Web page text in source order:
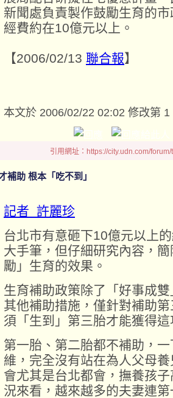
新聞處負責製作鼓勵生育的
經費約在10億元以上。
【2006/02/13 聯合報】
本文於 2006/02/22 02:02 修改第 1
引用網址：https://city.udn.com/
補助 根本「吃不到」
記者 許麗珍
台北市有意砸下10億元以上
大手筆，但仔細研究內容，
勵」生育的效果。
生育補助政策除了「好事成
其他補助措施，僅針對補助
須「生到」第三胎才能獲得
第一胎、第二胎都不補助，
維，完全沒有站在為人父母
會尤其是台北都會，撫養孩
況來看，越來越多的夫妻連